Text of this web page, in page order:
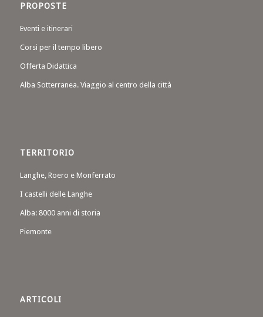
PROPOSTE
Eventi e itinerari
Corsi per il tempo libero
Offerta Didattica
Alba Sotterranea. Viaggio al centro della città
TERRITORIO
Langhe, Roero e Monferrato
I castelli delle Langhe
Alba: 8000 anni di storia
Piemonte
ARTICOLI